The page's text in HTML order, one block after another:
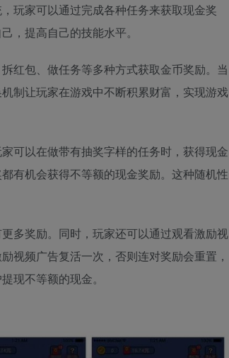
玩家可以通过完成各种任务来获取现金奖
，提高自己的技能水平。
红包、做任务等多种方式获取金币奖励。当
制让玩家在游戏中不断积累财富，实现游戏
可以在做带有抽奖字样的任务时，获得现金
有机会获得不等额的现金奖励。这种随机性
多奖励。同时，玩家还可以通过观看激励视
视频广告复活一次，否则连对奖励会重置，
现不等额的现金。